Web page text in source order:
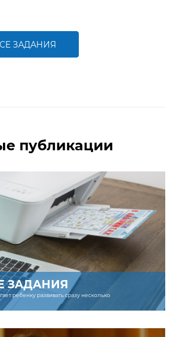
ЗАДАНИЯ
публикации
ЗАДАНИЯ
ребенку развивать сразу несколько